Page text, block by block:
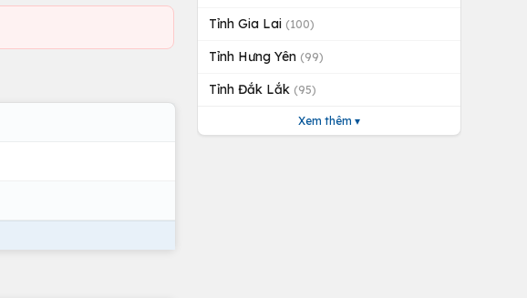
Tỉnh Gia Lai (100)
Tỉnh Hưng Yên (99)
Tỉnh Đắk Lắk (95)
Xem thêm ▾